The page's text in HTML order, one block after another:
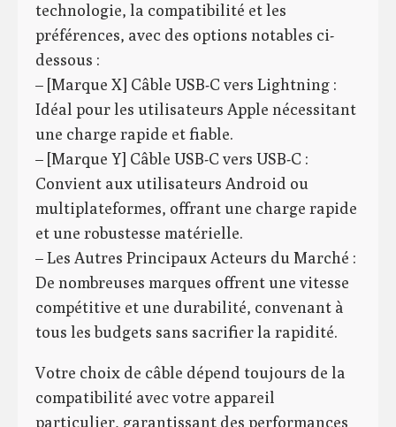
technologie, la compatibilité et les
préférences, avec des options notables ci-
dessous :
– [Marque X] Câble USB-C vers Lightning :
Idéal pour les utilisateurs Apple nécessitant
une charge rapide et fiable.
– [Marque Y] Câble USB-C vers USB-C :
Convient aux utilisateurs Android ou
multiplateformes, offrant une charge rapide
et une robustesse matérielle.
– Les Autres Principaux Acteurs du Marché :
De nombreuses marques offrent une vitesse
compétitive et une durabilité, convenant à
tous les budgets sans sacrifier la rapidité.
Votre choix de câble dépend toujours de la
compatibilité avec votre appareil
particulier, garantissant des performances